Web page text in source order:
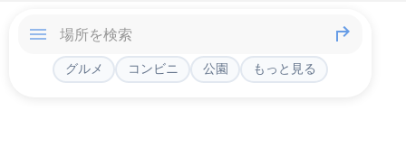
グルメ コンビニ 公園 もっと見る